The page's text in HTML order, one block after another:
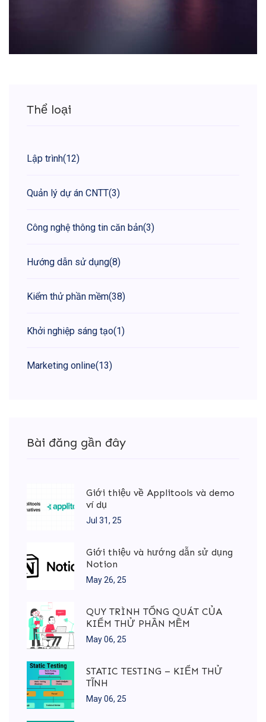
Thể loại
Lập trình(12)
Quản lý dự án CNTT(3)
Công nghệ thông tin căn bản(3)
Hướng dẫn sử dụng(8)
Kiểm thử phần mềm(38)
Khởi nghiệp sáng tạo(1)
Marketing online(13)
Bài đăng gần đây
Giới thiệu về Applitools và demo
ví dụ
Jul 31, 25
Giới thiệu và hướng dẫn sử dụng
Notion
May 26, 25
QUY TRÌNH TỔNG QUÁT CỦA
KIỂM THỬ PHẦN MỀM
May 06, 25
STATIC TESTING – KIỂM THỬ
TĨNH
May 06, 25